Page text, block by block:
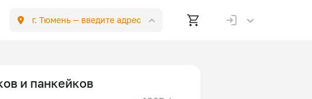
г. Тюмень — введите адрес
и панкейков